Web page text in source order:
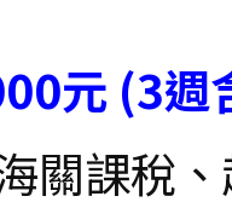
元 (3週
關課稅